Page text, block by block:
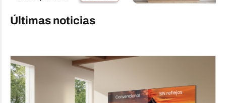
Últimas noticias